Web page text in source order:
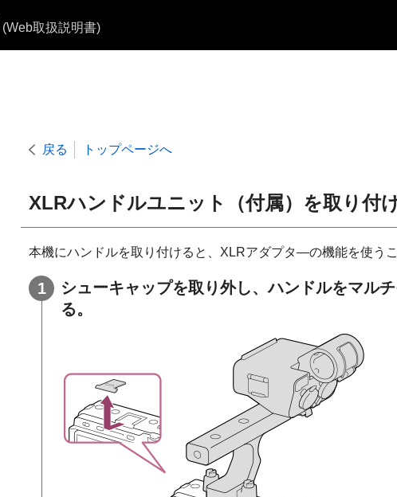
(Web取扱説明書)
戻る トップページへ
XLRハンドルユニット（付属）を取り付
本機にハンドルを取り付けると、XLRアダプタ―の機能を使うこ
シューキャップを取り外し、ハンドルをマル
る。